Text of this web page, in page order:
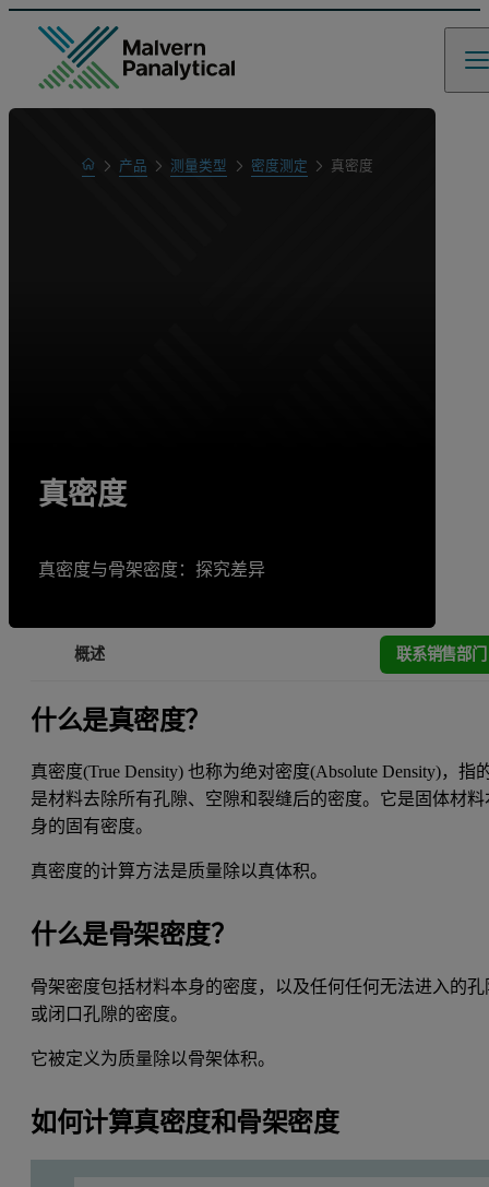
Home产品 测量类型 密度测定 真密度
真密度
真密度与骨架密度：探究差异
概述 联系销售部门
什么是真密度？
真密度(True Density) 也称为绝对密度(Absolute Density)，指
是材料去除所有孔隙、空隙和裂缝后的密度。它是固体材料
身的固有密度。
真密度的计算方法是质量除以真体积。
什么是骨架密度？
骨架密度包括材料本身的密度，以及任何任何无法进入的孔
或闭口孔隙的密度。
它被定义为质量除以骨架体积。
如何计算真密度和骨架密度